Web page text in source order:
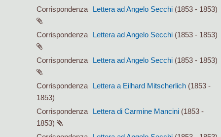
Corrispondenza
Lettera ad Angelo Secchi (1853 - 1853)
Corrispondenza Lettera ad Angelo Secchi (1853 - 1853)
Corrispondenza Lettera ad Angelo Secchi (1853 - 1853)
Corrispondenza Lettera a Eilhard Mitscherlich (1853 -
1853)
Corrispondenza
Lettera di Carmine Mancini (1853 -
1853)